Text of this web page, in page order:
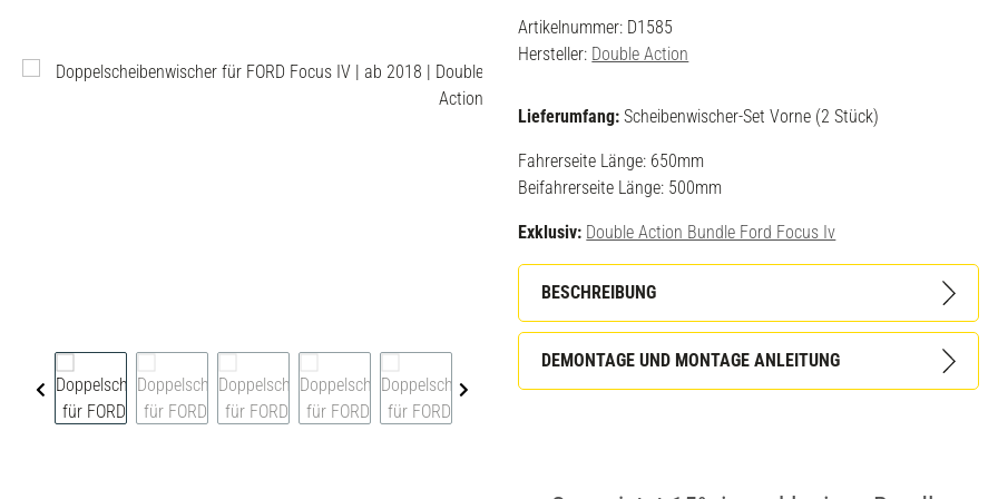
Artikelnummer: D1585
Hersteller: Double Action
Lieferumfang: Scheibenwischer-Set Vorne (2 Stück)
Fahrerseite Länge: 650mm
Beifahrerseite Länge: 500mm
Exklusiv: Double Action Bundle Ford Focus Iv
BESCHREIBUNG
DEMONTAGE UND MONTAGE ANLEITUNG